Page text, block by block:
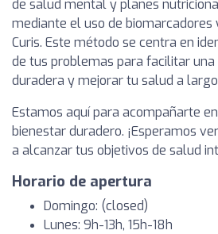
de salud mental y planes
mediante el uso de
Curis. Este método se centra en
de tus problemas para facilitar una
duradera y mejorar tu salud a
Estamos aquí para acompañarte
bienestar duradero. ¡Esperamos
a alcanzar tus objetivos de salud
Horario de apertura
Domingo: (closed)
Lunes: 9h-13h, 15h-18h